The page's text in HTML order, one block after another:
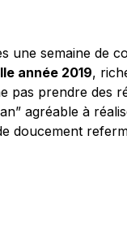
semaine de
année 2019,
pas prendre des
agréable à
doucement